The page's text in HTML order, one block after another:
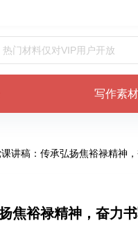
写作素材
课讲稿：传承弘扬焦裕禄精神
焦裕禄精神，奋力